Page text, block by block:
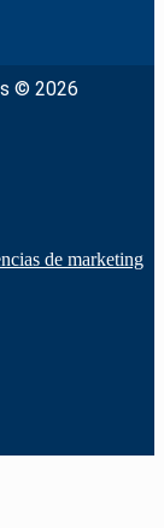
© 2026
de marketing